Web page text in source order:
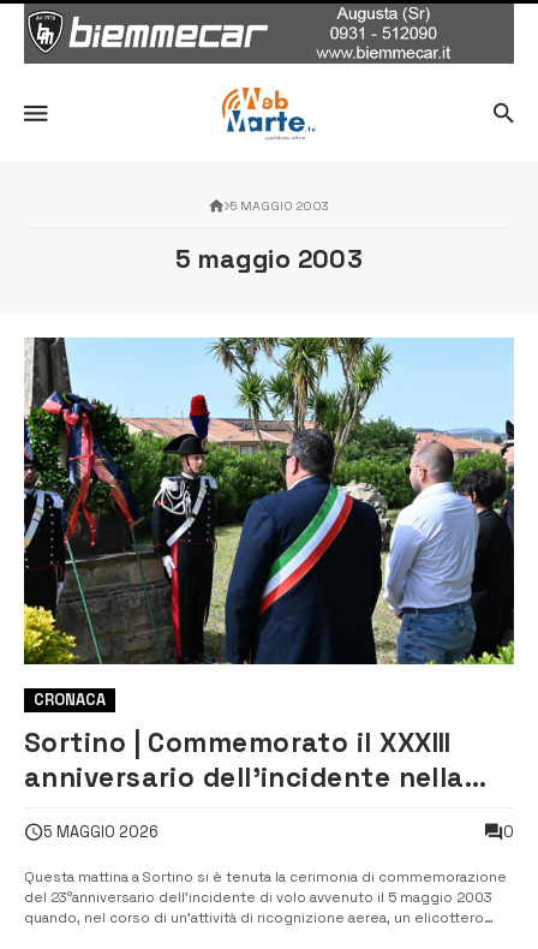
5 MAGGIO 2003
5 maggio 2003
CRONACA
Sortino | Commemorato il XXXIII
anniversario dell’incidente nella
5 MAGGIO 2026 0
Questa mattina a Sortino si è tenuta la cerimonia di commemorazione
del 23°anniversario dell’incidente di volo avvenuto il 5 maggio 2003
quando, nel corso di un’attività di ricognizione aerea, un elicottero